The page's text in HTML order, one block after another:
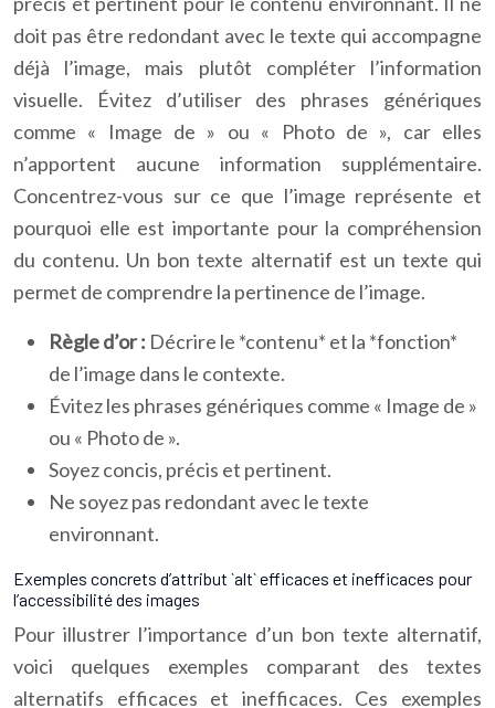
doit pas être redondant avec le texte qui accompagne
déjà l’image, mais plutôt compléter l’information
visuelle. Évitez d’utiliser des phrases génériques
comme « Image de » ou « Photo de », car elles
n’apportent aucune information supplémentaire.
Concentrez-vous sur ce que l’image représente et
pourquoi elle est importante pour la compréhension
du contenu. Un bon texte alternatif est un texte qui
permet de comprendre la pertinence de l’image.
Règle d’or : Décrire le *contenu* et la *fonction*
de l’image dans le contexte.
Évitez les phrases génériques comme « Image de »
ou « Photo de ».
Soyez concis, précis et pertinent.
Ne soyez pas redondant avec le texte
environnant.
Exemples concrets d’attribut `alt` efficaces et inefficaces pour
l’accessibilité des images
Pour illustrer l’importance d’un bon texte alternatif,
voici quelques exemples comparant des textes
alternatifs efficaces et inefficaces. Ces exemples